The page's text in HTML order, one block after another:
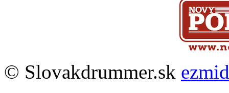
© Slovakdrummer.sk